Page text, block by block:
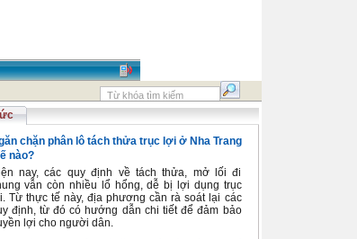
chặn phân lô tách thửa trục lợi ở Nha Trang
nào?
nay, các quy định về tách thửa, mở lối đi
vẫn còn nhiều lổ hổng, dễ bị lợi dụng trục
Từ thực tế này, địa phương cần rà soát lại các
định, từ đó có hướng dẫn chi tiết để đảm bảo
lợi cho người dân.